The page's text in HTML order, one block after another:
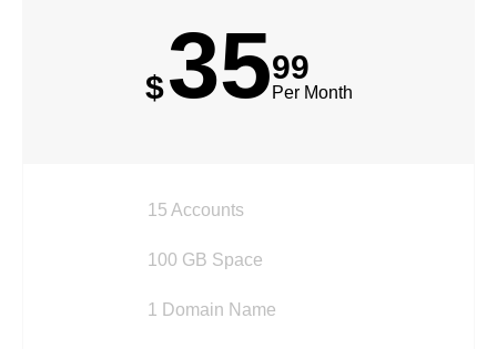
$3599
Per Month
15 Accounts
100 GB Space
1 Domain Name